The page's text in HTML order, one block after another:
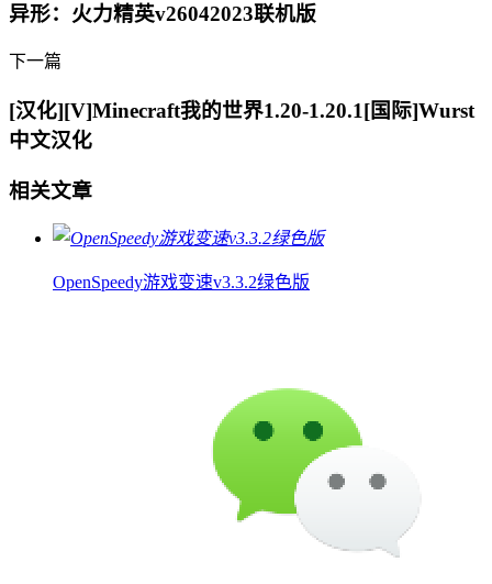
异形：火力精英v26042023联机版
下一篇
[汉化][V]Minecraft我的世界1.20-1.20.1[国际]Wurst
中文汉化
相关文章
OpenSpeedy游戏变速v3.3.2绿色版